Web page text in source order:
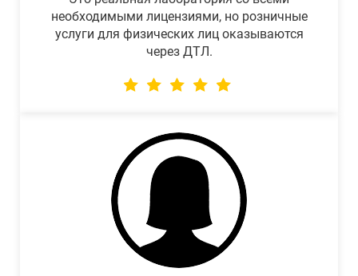
необходимыми лицензиями, но розничные
услуги для физических лиц оказываются
через ДТЛ.